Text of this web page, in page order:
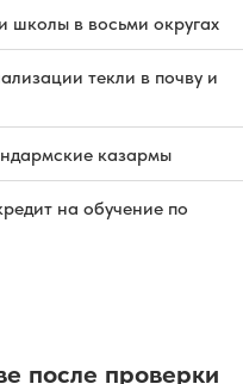
школы в восьми округах
текли в почву и
казармы
на обучение по
после проверки